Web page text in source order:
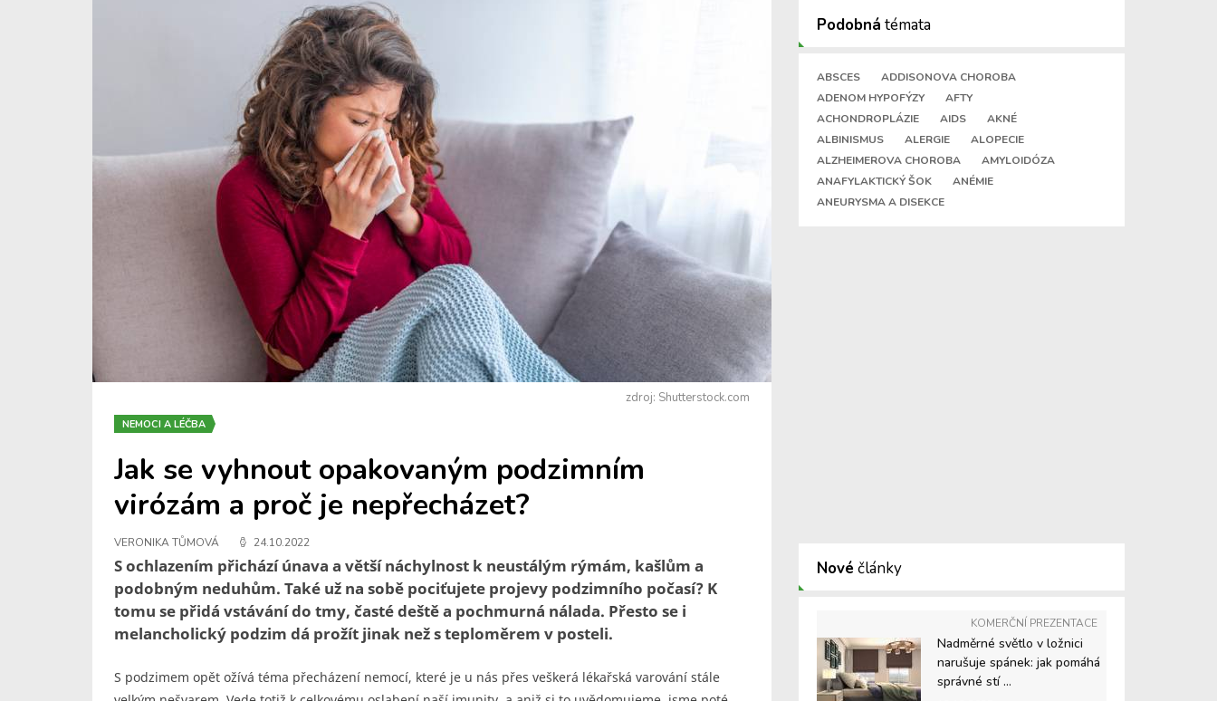
zdroj: Shutterstock.com
NEMOCI A LÉČBA
Jak se vyhnout opakovaným podzimním
virózám a proč je nepřecházet?
VERONIKA TŮMOVÁ 24.10.2022
S ochlazením přichází únava a větší náchylnost k neustálým rýmám, kašlům a
podobným neduhům. Také už na sobě pociťujete projevy podzimního počasí? K
tomu se přidá vstávání do tmy, časté deště a pochmurná nálada. Přesto se i
melancholický podzim dá prožít jinak než s teploměrem v posteli.
S podzimem opět ožívá téma přecházení nemocí, které je u nás přes veškerá lékařská varování stále
Podobná témata
ABSCES
ADDISONOVA CHOROBA
ADENOM HYPOFÝZY
AFTY
ACHONDROPLÁZIE
AIDS
AKNÉ
ALBINISMUS
ALERGIE
ALOPECIE
ALZHEIMEROVA CHOROBA
AMYLOIDÓZA
ANAFYLAKTICKÝ ŠOK
ANÉMIE
ANEURYSMA A DISEKCE
Nové články
KOMERČNÍ PREZENTACE
Nadměrné světlo v ložnici
narušuje spánek: jak pomáhá
správné stí ...